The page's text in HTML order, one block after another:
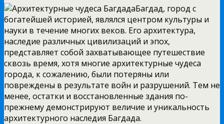
Багдад, город с
богатейшей историей, являлся центром культуры и
науки в течение многих веков. Его архитектура,
наследие различных цивилизаций и эпох,
представляет собой захватывающее путешествие
сквозь время, хотя многие архитектурные чудеса
города, к сожалению, были потеряны или
повреждены в результате войн и разрушений. Тем не
менее, остатки и восстановленные здания по-
прежнему демонстрируют величие и уникальность
архитектурного наследия Багдада.